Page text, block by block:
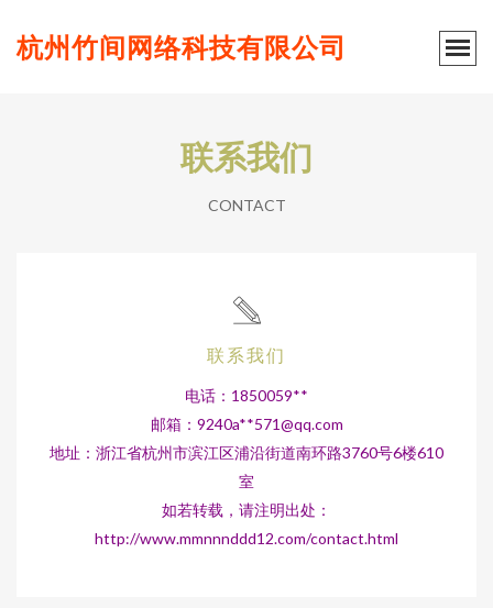
杭州竹间网络科技有限公司
联系我们
CONTACT
联系我们
电话：1850059**
邮箱：9240a**571@qq.com
地址：浙江省杭州市滨江区浦沿街道南环路3760号6楼610
室
如若转载，请注明出处：
http://www.mmnnnddd12.com/contact.html